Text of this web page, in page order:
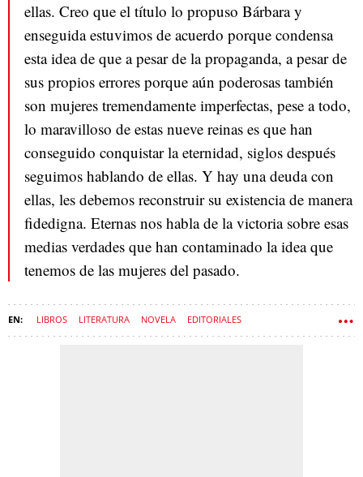
ellas. Creo que el título lo propuso Bárbara y
enseguida estuvimos de acuerdo porque condensa
esta idea de que a pesar de la propaganda, a pesar de
sus propios errores porque aún poderosas también
son mujeres tremendamente imperfectas, pese a todo,
lo maravilloso de estas nueve reinas es que han
conseguido conquistar la eternidad, siglos después
seguimos hablando de ellas. Y hay una deuda con
ellas, les debemos reconstruir su existencia de manera
fidedigna. Eternas nos habla de la victoria sobre esas
medias verdades que han contaminado la idea que
tenemos de las mujeres del pasado.
LIBROS LITERATURA NOVELA EDITORIALES